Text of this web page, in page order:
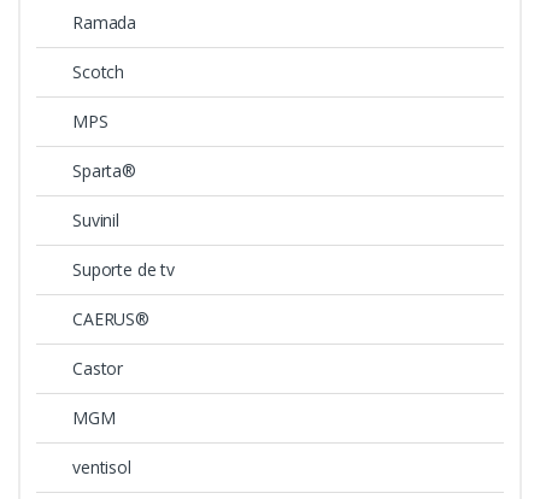
Ramada
Scotch
MPS
Sparta®
Suvinil
Suporte de tv
CAERUS®
Castor
MGM
ventisol